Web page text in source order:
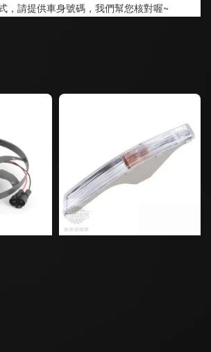
，請提供車身號碼，我們幫您核對喔~